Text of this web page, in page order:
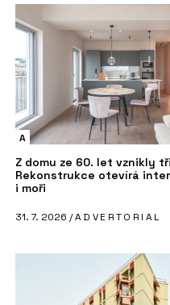
A
Z domu ze 60. let vznikly
Rekonstrukce otevírá
i moři
31. 7. 2026 /ADVERTORIAL